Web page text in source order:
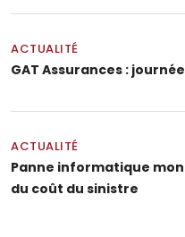
ACTUALITÉ
GAT Assurances :
ACTUALITÉ
Panne informatique
du coût du sinistre